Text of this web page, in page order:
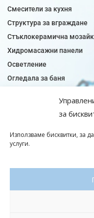
за
Използваме бисквитки, за
услуги.
Смесители за кухня
Структура за вграждане
Стъклокерамична
Хидромасажни панели
Осветление
Огледала за баня
Плочки за кухня
Подови лентова сифони
Подови плочки
Политика за